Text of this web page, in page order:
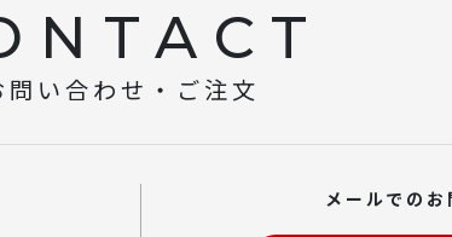
問い合わせ・ご注文
メールでのお